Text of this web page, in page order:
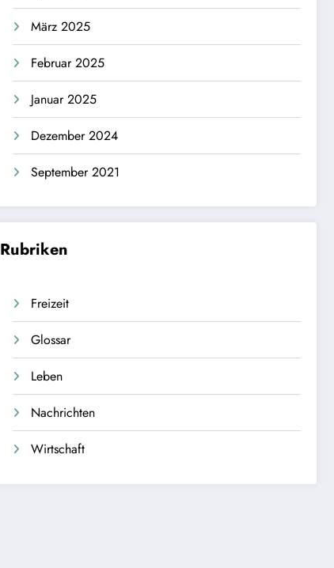
März 2025
Februar 2025
Januar 2025
Dezember 2024
September 2021
Rubriken
Freizeit
Glossar
Leben
Nachrichten
Wirtschaft